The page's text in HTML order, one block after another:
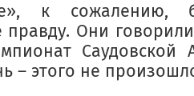
к
Они
Саудовской
– этого не